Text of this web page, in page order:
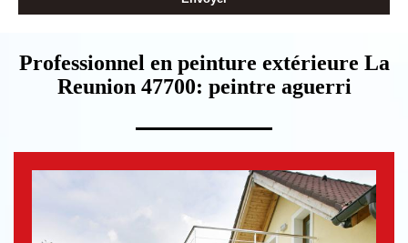
Professionnel en peinture extérieure La
Reunion 47700: peintre aguerri